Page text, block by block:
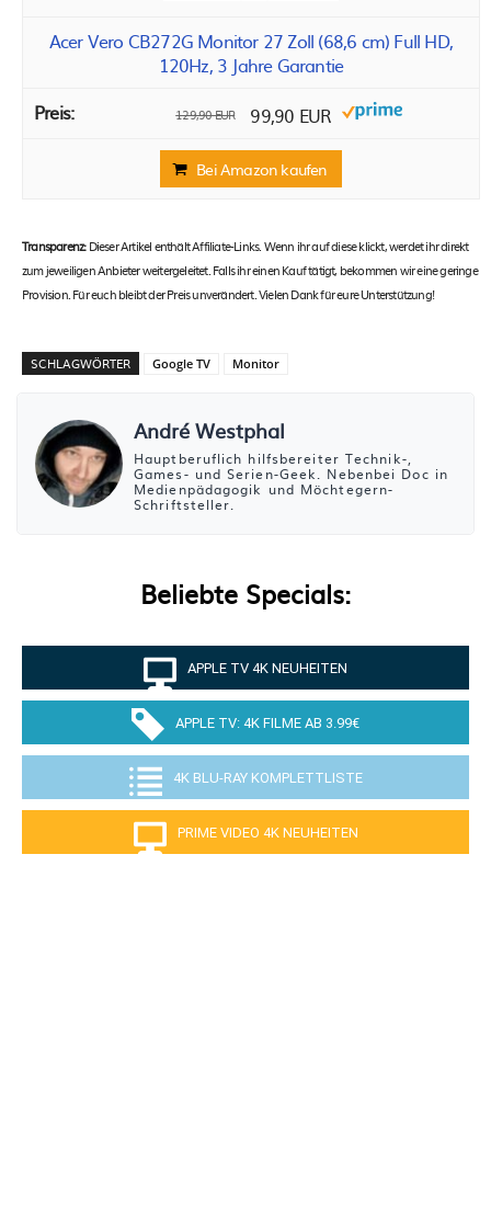
Acer Vero CB272G Monitor 27 Zoll (68,6 cm) Full HD,
120Hz, 3 Jahre Garantie
129,90 EUR 99,90 EUR
Bei Amazon kaufen
Transparenz:Dieser Artikel enthält Affiliate-Links. Wenn ihr auf diese klickt, werdet ihr direkt
zum jeweiligen Anbieter weitergeleitet. Falls ihr einen Kauf tätigt, bekommen wir eine geringe
Provision. Für euch bleibt der Preis unverändert. Vielen Dank für eure Unterstützung!
SCHLAGWÖRTER Google TV Monitor
André Westphal
Hauptberuflich hilfsbereiter Technik-,
Games- und Serien-Geek. Nebenbei Doc in
Medienpädagogik und Möchtegern-
Schriftsteller.
Beliebte Specials:
APPLE TV 4K NEUHEITEN
APPLE TV: 4K FILME AB 3.99€
4K BLU-RAY KOMPLETTLISTE
PRIME VIDEO 4K NEUHEITEN